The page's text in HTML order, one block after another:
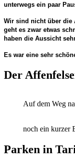
unterwegs ein paar
Wir sind nicht über die
geht es zwar etwas
haben die Aussicht
Es war eine sehr
Der
Auf dem Weg
noch ein kurzer
Parken in